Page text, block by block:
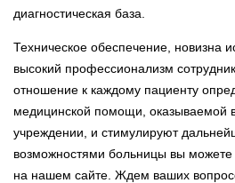
диагностическая база.
Техническое обеспечение, новизна
высокий профессионализм
отношение к каждому пациенту
медицинской помощи, оказываемой
учреждении, и стимулируют
возможностями больницы вы можете
на нашем сайте. Ждем ваших